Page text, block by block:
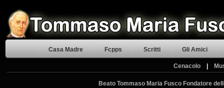
Casa Madre Fcpps Scritti Gli Amici
Cenacolo|
Beato Tommaso Maria Fusco Fondatore